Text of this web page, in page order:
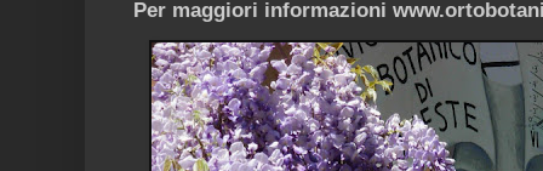
Per maggiori informazioni